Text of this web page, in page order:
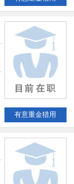
有意重金猎用